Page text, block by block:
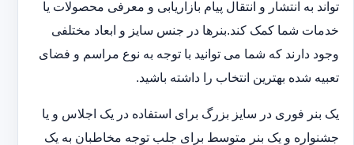
تواند به انتشار و انتقال پیام بازاریابی و معرفی محصولات یا
خدمات شما کمک کند.بنرها در جنس سایز و ابعاد مختلفی
وجود دارند که شما می توانید با توجه به نوع مراسم و فضای
تعبیه شده بهترین انتخاب را داشته باشید.
یک بنر فوری در سایز بزرگ برای استفاده در یک اجلاس و یا
جشنواره و یک بنر متوسط برای جلب توجه مخاطبان به یک